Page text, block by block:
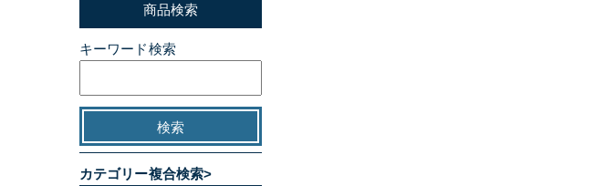
商品検索
キーワード検索
カテゴリー複合検索>